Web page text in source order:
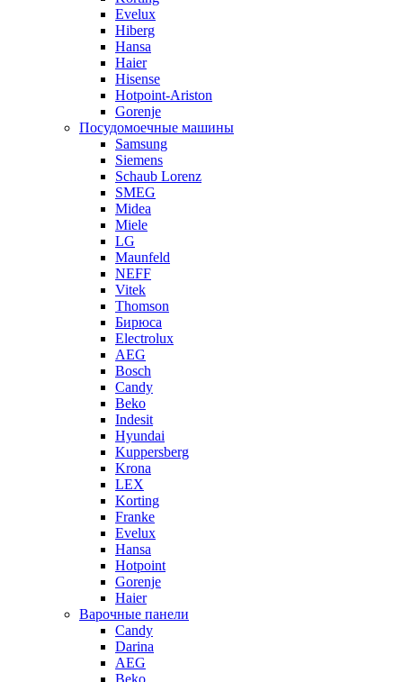
Evelux
Hiberg
Hansa
Haier
Hisense
Hotpoint-Ariston
Gorenje
Посудомоечные машины
Samsung
Siemens
Schaub Lorenz
SMEG
Midea
Miele
LG
Maunfeld
NEFF
Vitek
Thomson
Бирюса
Electrolux
AEG
Bosch
Candy
Beko
Indesit
Hyundai
Kuppersberg
Krona
LEX
Korting
Franke
Evelux
Hansa
Hotpoint
Gorenje
Haier
Варочные панели
Candy
Darina
AEG